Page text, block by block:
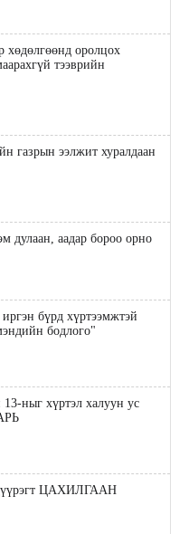
хөдөлгөөнд оролцох
тээврийн
газрын ээлжит хуралдаан
дулаан, аадар бороо орно
бүрд хүртээмжтэй
бодлого"
ныг хүртэл халуун ус
ЦАХИЛГААН